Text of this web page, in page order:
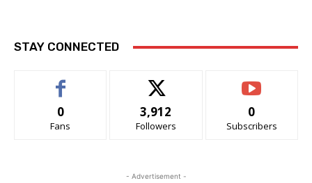
STAY CONNECTED
0
Fans
3,912
Followers
0
Subscribers
- Advertisement -